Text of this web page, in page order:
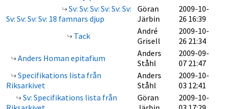
Sv: Sv: Sv: Sv: Sv: Sv:
Sv: Sv: Sv: Sv: 18 famnars djup
Göran
Järbin
2009-10-
26 16:39
Tack
André
Grisell
2009-10-
26 21:34
Anders Homan epitafium
Anders
Ståhl
2009-09-
07 21:47
Specifikations lista från
Riksarkivet
Anders
Ståhl
2009-10-
03 12:41
Sv: Specifikations lista från
Göran
2009-10-